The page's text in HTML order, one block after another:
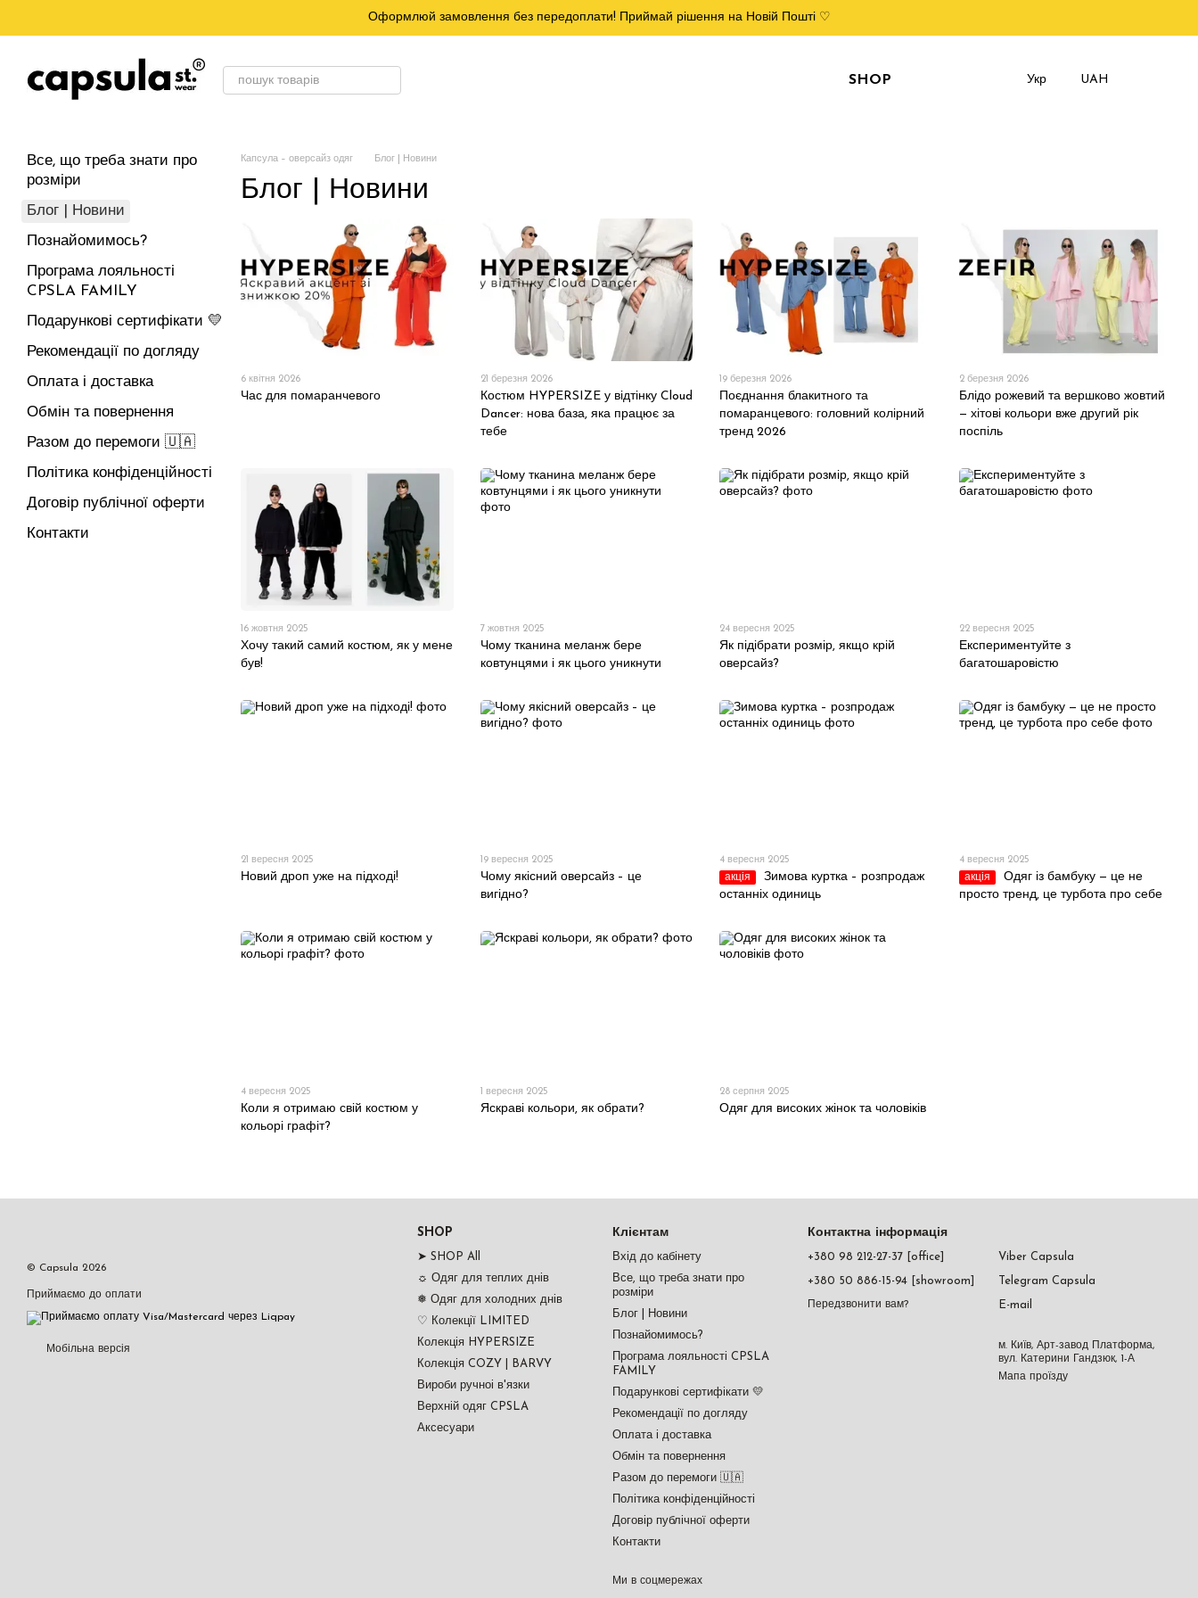
Оформлюй замовлення без передоплати! Приймай рішення на Новій Пошті ♡
SHOP Укр UAH
Капсула – оверсайз одяг Блог | Новини
Блог | Новини
6 квітня 2026
Час для помаранчевого
21 березня 2026
Костюм HYPERSIZE у відтінку Cloud
Dancer: нова база, яка працює за
тебе
19 березня 2026
Поєднання блакитного та
помаранцевого: головний колірний
тренд 2026
2 березня 2026
Блідо рожевий та вершково жовтий
— хітові кольори вже другий рік
поспіль
16 жовтня 2025
Хочу такий самий костюм, як у мене
був!
7 жовтня 2025
Чому тканина меланж бере
ковтунцями і як цього уникнути
24 вересня 2025
Як підібрати розмір, якщо крій
оверсайз?
22 вересня 2025
Експериментуйте з
багатошаровістю
21 вересня 2025
Новий дроп уже на підході!
19 вересня 2025
Чому якісний оверсайз – це
вигідно?
4 вересня 2025
акція
Зимова куртка – розпродаж
останніх одиниць
4 вересня 2025
акція
Одяг із бамбуку — це не
просто тренд, це турбота про себе
4 вересня 2025
Коли я отримаю свій костюм у
кольорі графіт?
1 вересня 2025
Яскраві кольори, як обрати?
28 серпня 2025
Одяг для високих жінок та чоловіків
Все, що треба знати про
розміри
Блог | Новини
Познайомимось?
Програма лояльності
CPSLA FAMILY
Подарункові сертифікати 💛
Рекомендації по догляду
Оплата і доставка
Обмін та повернення
Разом до перемоги 🇺🇦
Політика конфіденційності
Договір публічної оферти
Контакти
© Capsula 2026
Приймаємо до оплати
Мобільна версія
SHOP
➤ SHOP All
☼ Одяг для теплих днів
❅ Одяг для холодних днів
♡ Колекції LIMITED
Колекція HYPERSIZE
Колекція COZY | BARVY
Вироби ручноі в'язки
Верхній одяг CPSLA
Аксесуари
Клієнтам
Вхід до кабінету
Все, що треба знати про
розміри
Блог | Новини
Познайомимось?
Програма лояльності CPSLA
FAMILY
Подарункові сертифікати 💛
Рекомендації по догляду
Оплата і доставка
Обмін та повернення
Разом до перемоги 🇺🇦
Політика конфіденційності
Договір публічної оферти
Контакти
Ми в соцмережах
Контактна інформація
+380 98 212-27-37 [office]
+380 50 886-15-94 [showroom]
Передзвонити вам?
Viber Capsula
Telegram Capsula
E-mail
м. Київ, Арт-завод Платформа,
вул. Катерини Гандзюк, 1-А
Мапа проїзду